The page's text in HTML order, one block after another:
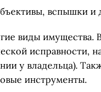
вспышки и
виды имущества.
исправности,
у владельца).
инструменты.